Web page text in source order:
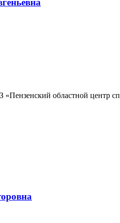
«Пензенский областной центр